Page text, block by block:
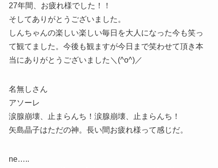
27年間、お疲れ様でした！！
そしてありがとうございました。
しんちゃんの楽しい楽しい毎日を大人になった今も笑っ
て観てました。今後も観ますが今日まで笑わせて頂き本
当にありがとうございました＼(^o^)／
名無しさん
アソーレ
涙腺崩壊、止まらんち！涙腺崩壊、止まらんち！
矢島晶子はただの神。長い間お疲れ様って感じだ。
ne…..